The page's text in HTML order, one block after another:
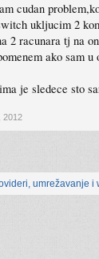
cudan
ukljucim 2
2 racunara tj na
ako sam
je sledece sto
2012
umrežavanje i